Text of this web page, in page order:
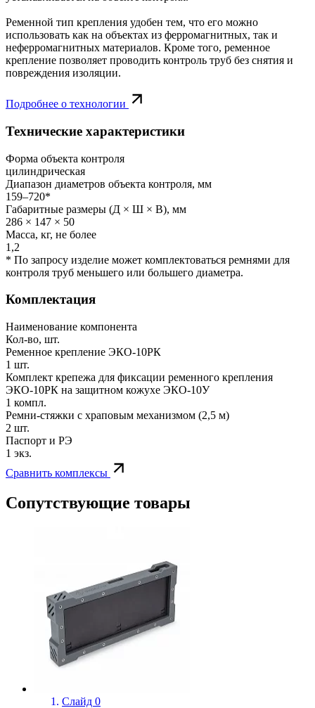
Ременной тип крепления удобен тем, что его можно
использовать как на объектах из ферромагнитных, так и
неферромагнитных материалов. Кроме того, ременное
крепление позволяет проводить контроль труб без снятия и
повреждения изоляции.
Подробнее о технологии
Технические характеристики
Форма объекта контроля
цилиндрическая
Диапазон диаметров объекта контроля, мм
159–720*
Габаритные размеры (Д × Ш × В), мм
286 × 147 × 50
Масса, кг, не более
1,2
* По запросу изделие может комплектоваться ремнями для
контроля труб меньшего или большего диаметра.
Комплектация
Наименование компонента
Кол-во, шт.
Ременное крепление ЭКО-10РК
1 шт.
Комплект крепежа для фиксации ременного крепления
ЭКО-10РК на защитном кожухе ЭКО-10У
1 компл.
Ремни-стяжки с храповым механизмом (2,5 м)
2 шт.
Паспорт и РЭ
1 экз.
Сравнить комплексы
Сопутствующие товары
Слайд 0